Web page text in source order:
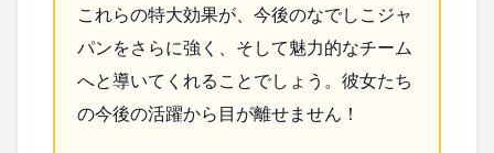
これらの特大効果が、今後のなでしこジャ
パンをさらに強く、そして魅力的なチーム
へと導いてくれることでしょう。彼女たち
の今後の活躍から目が離せません！